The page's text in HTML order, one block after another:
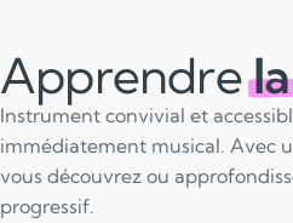
Apprendre
Instrument convivial et
immédiatement musical. Avec
vous découvrez ou
progressif.